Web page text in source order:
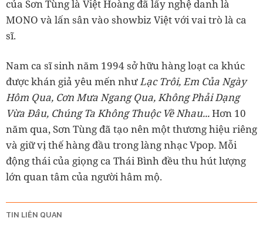
của Sơn Tùng là Việt Hoàng đã lấy nghệ danh là
MONO và lấn sân vào showbiz Việt với vai trò là ca
sĩ.
Nam ca sĩ sinh năm 1994 sở hữu hàng loạt ca khúc
được khán giả yêu mến nhưLạc Trôi, Em Của Ngày
Hôm Qua, Cơn Mưa Ngang Qua, Không Phải Dạng
Vừa Đâu, Chúng Ta Không Thuộc Về Nhau...Hơn 10
năm qua, Sơn Tùng đã tạo nên một thương hiệu riêng
và giữ vị thế hàng đầu trong làng nhạc Vpop. Mỗi
động thái của giọng ca Thái Bình đều thu hút lượng
lớn quan tâm của người hâm mộ.
TIN LIÊN QUAN